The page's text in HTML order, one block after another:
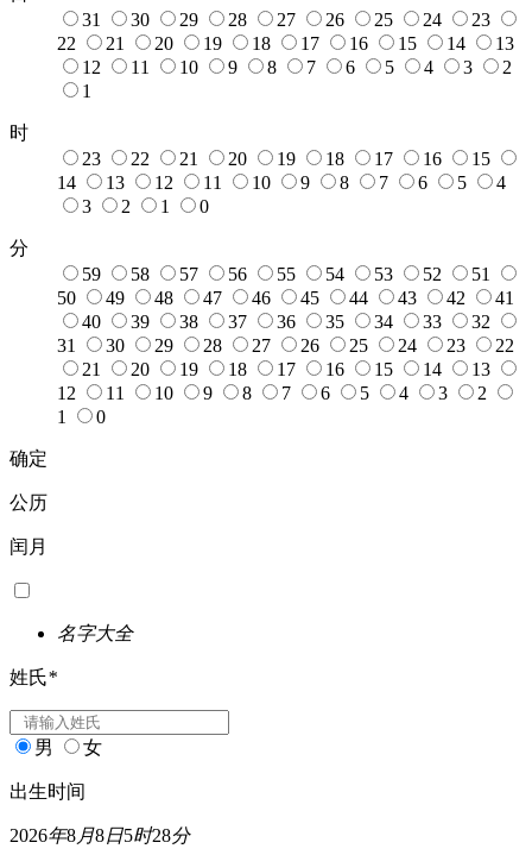
31
30 29 28 27 26 25 24
23
22
21 20 19 18 17 16 15 14
13
12
11 10 9 8 7 6 5 4 3
2
1
时
23
22 21 20 19 18 17 16
15
14
13 12 11 10 9 8 7 6 5
4
3
2 1 0
分
59
58 57 56 55 54 53 52
51
50
49 48 47 46 45 44 43 42
41
40
39 38 37 36 35 34 33
32
31
30 29 28 27 26 25 24 23
22
21
20 19 18 17 16 15 14
13
12
11 10 9 8 7 6 5 4 3
2
1
0
确定
公历
闰月
名字大全
姓氏*
男 女
出生时间
2026年8月8日5时28分